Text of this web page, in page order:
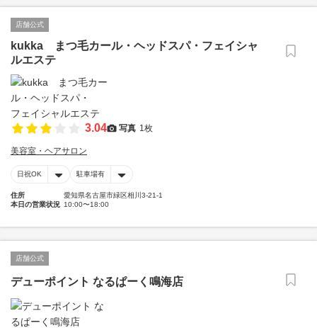
店舗公式
kukka まつ毛カール・ヘッドスパ・フェイシャ
ルエステ
3.04 写真 1枚
美容室・ヘアサロン
日祝OK 駐車場有
住所
愛知県名古屋市緑区相川3-21-1
本日の営業状況 10:00〜18:00
店舗公式
デューポイント なるぱーく鳴海店